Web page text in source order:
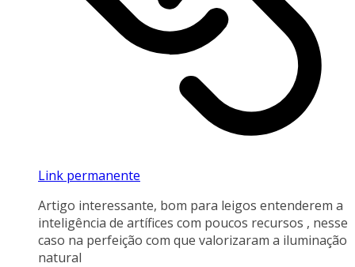
Link permanente
Artigo interessante, bom para leigos entenderem a
inteligência de artífices com poucos recursos , nesse
caso na perfeição com que valorizaram a iluminação
natural